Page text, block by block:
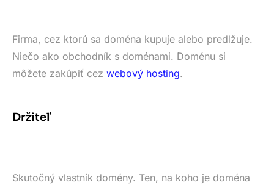
Firma, cez ktorú sa doména kupuje alebo predlžuje.
Niečo ako obchodník s doménami. Doménu si
môžete zakúpiť cez webový hosting.
Držiteľ
Skutočný vlastník domény. Ten, na koho je doména